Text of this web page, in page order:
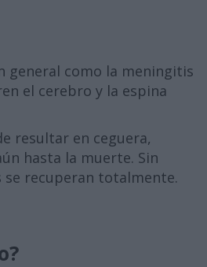
general como la meningitis
el cerebro y la espina
resultar en ceguera,
hasta la muerte. Sin
recuperan totalmente.